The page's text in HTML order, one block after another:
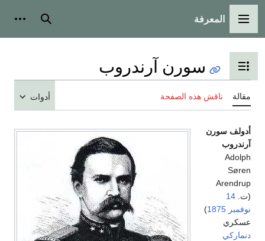
القائمة الرئيسية
المعرفة بحث
تبديل عرض جدول المحتويات
سورن آرندروب
مقالة ناقش هذه الصفحة أدوات
أدولف سورن
آرندروب
Adolph
Søren
Arendrup
(ت. 14
نوفمبر 1875
)
عسكري
دنماركي